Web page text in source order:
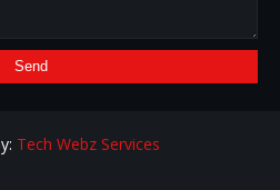
Tech Webz Services